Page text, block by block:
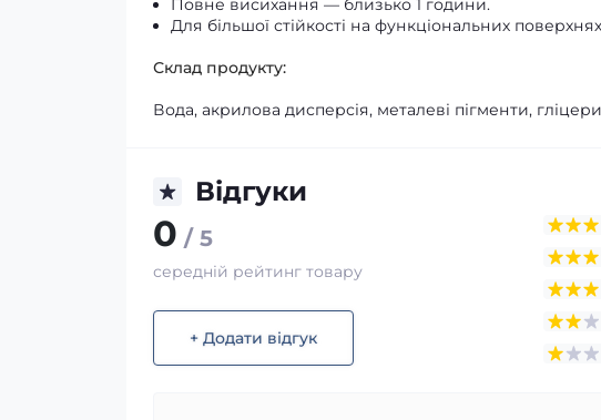
Повне висихання — близько 1 години.
Для більшої стійкості на функціональних
Склад продукту:
Вода, акрилова дисперсія, металеві пігменти,
Відгуки
0 / 5
середній рейтинг товару
+ Додати відгук